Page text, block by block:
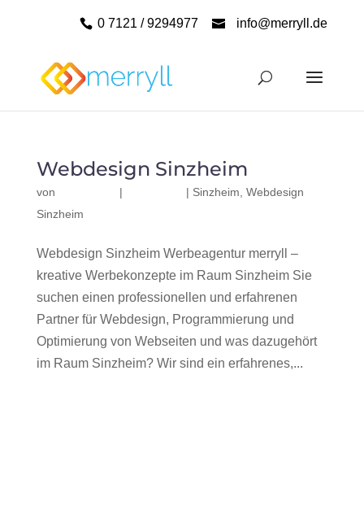
0 7121 / 9294977 info@merryll.de
Webdesign Sinzheim
von | | Sinzheim Webdesign
Sinzheim
Webdesign Sinzheim Werbeagentur merryll –
kreative Werbekonzepte im Raum Sinzheim Sie
suchen einen professionellen und erfahrenen
Partner für Webdesign, Programmierung und
Optimierung von Webseiten und was dazugehört
im Raum Sinzheim? Wir sind ein erfahrenes,...